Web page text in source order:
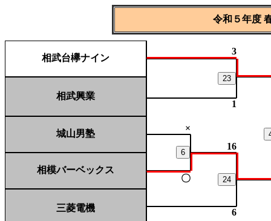
令和５年度
相武台欅ナイン
3
23
相武興業
1
城山男塾
×
6
16
相模バーベックス
〇
24
三菱電機 6